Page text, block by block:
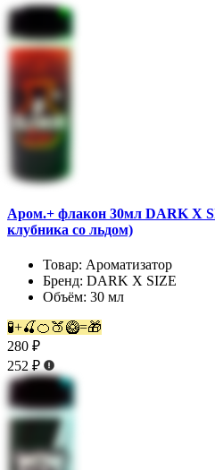
Аром.+ флакон 30мл DARK X
клубника со льдом)
Товар: Ароматизатор
Бренд: DARK X SIZE
Объём: 30 мл
🧪+🍒🍊🍑🥝=🎁
280 ₽
252 ₽